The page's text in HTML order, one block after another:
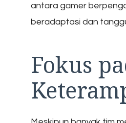
antara gamer
beradaptasi dan
Fokus